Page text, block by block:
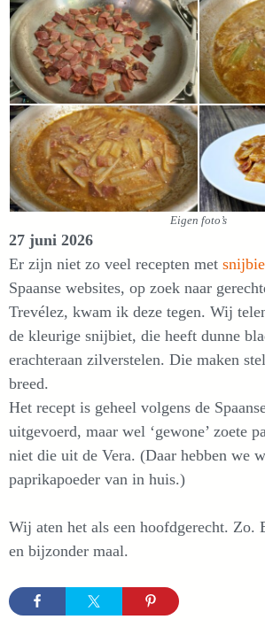
Eigen foto’s
27 juni 2026
Er zijn niet zo veel recepten met
Spaanse websites, op zoek naar
Trevélez, kwam ik deze tegen. Wij
de kleurige snijbiet, die heeft dunne
erachteraan zilverstelen. Die maken
breed.
Het recept is geheel volgens de
uitgevoerd, maar wel ‘gewone’ zoete
niet die uit de Vera. (Daar hebben we
paprikapoeder van in huis.)
Wij aten het als een hoofdgerecht. Zo.
en bijzonder maal.